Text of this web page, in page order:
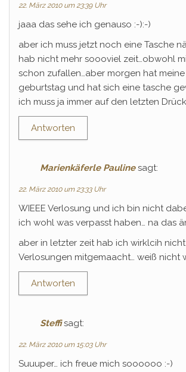
22. März 2010 um 23:39 Uhr
jaaa das sehe ich genauso :-):-)
aber ich muss jetzt noch eine Tasche
hab nicht mehr soooviel zeit…obwohl
schon zufallen…aber morgen hat
geburtstag und hat sich eine tasche
ich muss ja immer auf den letzten
Antworten
Marienkäferle Pauline sagt:
22. März 2010 um 23:33 Uhr
WIEEE Verlosung und ich bin nicht
ich wohl was verpasst haben… na das
aber in letzter zeit hab ich wirklcih
Verlosungen mitgemaacht… weiß nicht
Antworten
Steffi sagt:
22. März 2010 um 15:03 Uhr
Suuuper… ich freue mich soooooo :-)